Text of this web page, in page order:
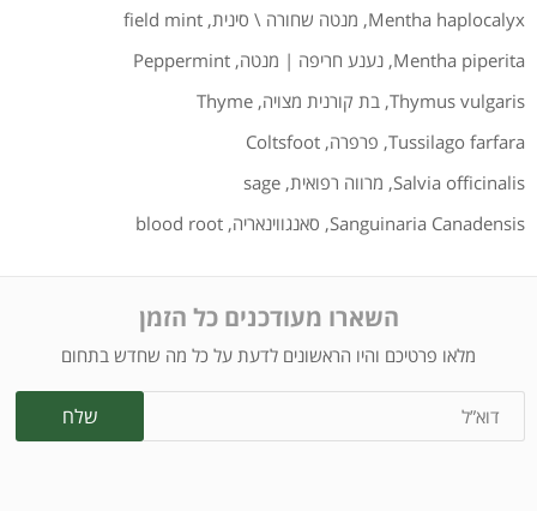
Mentha haplocalyx
, מנטה שחורה \ סינית,
field mint
Mentha piperita
, נענע חריפה | מנטה,
Peppermint
Thymus vulgaris
, בת קורנית מצויה,
Thyme
Tussilago farfara
, פרפרה,
Coltsfoot
Salvia officinalis
, מרווה רפואית,
sage
Sanguinaria Canadensis
, סאנגווינאריה,
blood root
השארו מעודכנים כל הזמן
מלאו פרטיכם והיו הראשונים לדעת על כל מה שחדש בתחום